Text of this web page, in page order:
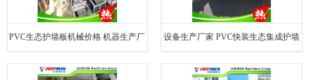
PVC生态护墙板机械价格 机器生产厂 设备生产厂家 PVC快装生态集成护墙